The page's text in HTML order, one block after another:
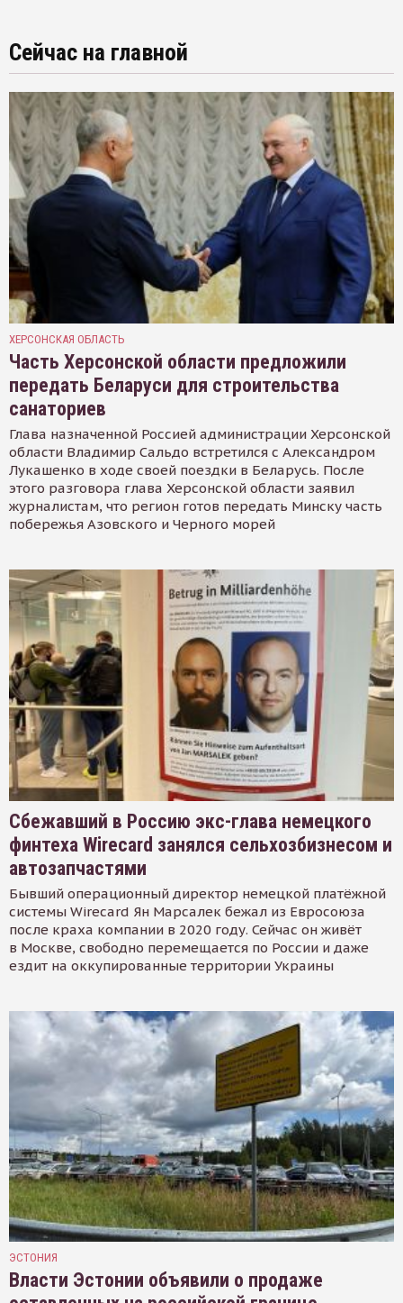
Сейчас на главной
ХЕРСОНСКАЯ ОБЛАСТЬ
Часть Херсонской области предложили
передать Беларуси для строительства
санаториев
Глава назначенной Россией администрации Херсонской
области Владимир Сальдо встретился с Александром
Лукашенко в ходе своей поездки в Беларусь. После
этого разговора глава Херсонской области заявил
журналистам, что регион готов передать Минску часть
побережья Азовского и Черного морей
Сбежавший в Россию экс-глава немецкого
финтеха Wirecard занялся сельхозбизнесом и
автозапчастями
Бывший операционный директор немецкой платёжной
системы Wirecard Ян Марсалек бежал из Евросоюза
после краха компании в 2020 году. Сейчас он живёт
в Москве, свободно перемещается по России и даже
ездит на оккупированные территории Украины
ЭСТОНИЯ
Власти Эстонии объявили о продаже